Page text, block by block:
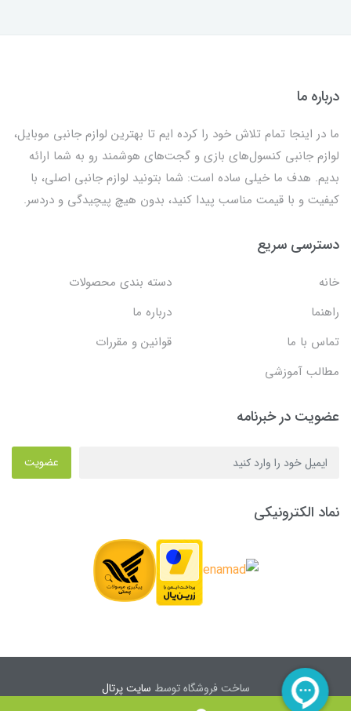
درباره ما
ما در اینجا تمام تلاش خود را کرده ایم تا بهترین لوازم جانبی موبایل،
لوازم جانبی کنسول‌های بازی و گجت‌های هوشمند رو به شما ارائه
بدیم. هدف ما خیلی ساده است: شما بتونید لوازم جانبی اصلی، با
کیفیت و با قیمت مناسب پیدا کنید، بدون هیچ پیچیدگی و دردسر.
دسترسی سریع
خانه
دسته بندی محصولات
راهنما
درباره ما
تماس با ما
قوانین و مقررات
مطالب آموزشی
عضویت در خبرنامه
عضویت
نماد الکترونیکی
ساخت فروشگاه توسط سایت پرتال